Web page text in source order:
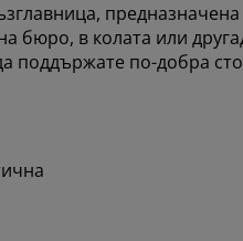
бюро, в колата или
поддържате по-добра